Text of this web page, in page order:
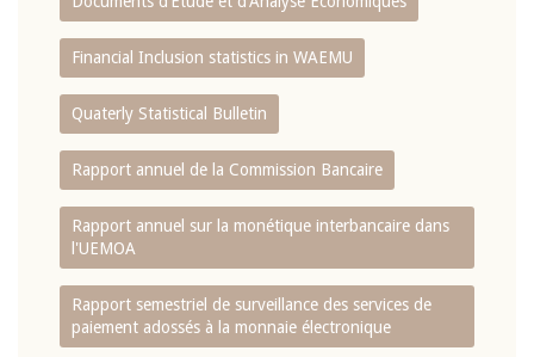
Financial Inclusion statistics in WAEMU
Quaterly Statistical Bulletin
Rapport annuel de la Commission Bancaire
Rapport annuel sur la monétique interbancaire dans
l'UEMOA
Rapport semestriel de surveillance des services de
paiement adossés à la monnaie électronique